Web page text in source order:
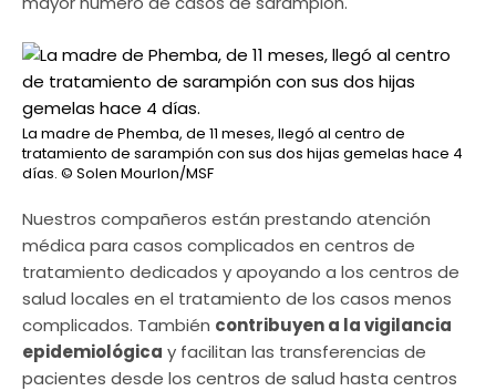
La madre de Phemba, de 11 meses, llegó al centro de
tratamiento de sarampión con sus dos hijas gemelas hace 4
días. © Solen Mourlon/MSF
Nuestros compañeros están prestando atención
médica para casos complicados en centros de
tratamiento dedicados y apoyando a los centros de
salud locales en el tratamiento de los casos menos
complicados. También contribuyen a la vigilancia
epidemiológica y facilitan las transferencias de
pacientes desde los centros de salud hasta centros